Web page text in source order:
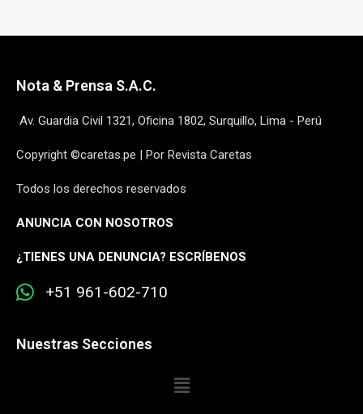
Nota & Prensa S.A.C.
Av. Guardia Civil 1321, Oficina 1802, Surquillo, Lima - Perú
Copyright ©caretas.pe | Por Revista Caretas
Todos los derechos reservados
ANUNCIA CON NOSOTROS
¿TIENES UNA DENUNCIA? ESCRÍBENOS
+51 961-602-710
Nuestras Secciones